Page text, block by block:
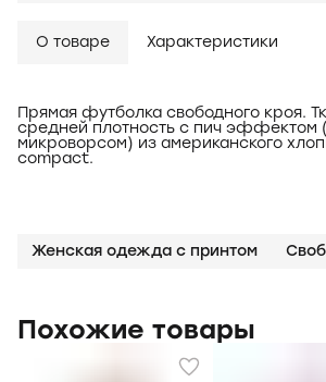
О товаре Характеристики
Прямая футболка свободного кроя.
средней плотность с пич эффектом
микроворсом) из американского
compact.
Женская одежда с принтом
Похожие товары